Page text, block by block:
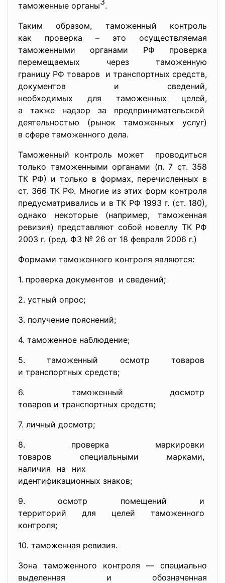
таможенные органы .
Таким образом, таможенный контроль
как проверка – это осуществляемая
таможенными органами РФ проверка
перемещаемых через таможенную
границу РФ товаров и транспортных средств,
документов и сведений,
необходимых для таможенных целей,
а также надзор за предпринимательской
деятельностью (рынок таможенных услуг)
в сфере таможенного дела.
Таможенный контроль может проводиться
только таможенными органами (п. 7 ст. 358
ТК РФ) и только в формах, перечисленных в
ст. 366 ТК РФ. Многие из этих форм контроля
предусматривались и в ТК РФ 1993 г. (ст. 180),
однако некоторые (например, таможенная
ревизия) представляют собой новеллу ТК РФ
2003 г. (ред. ФЗ № 26 от 18 февраля 2006 г.)
Формами таможенного контроля являются:
1. проверка документов и сведений;
2. устный опрос;
3. получение пояснений;
4. таможенное наблюдение;
5. таможенный осмотр товаров
и транспортных средств;
6. таможенный досмотр
товаров и транспортных средств;
7. личный досмотр;
8. проверка маркировки
товаров специальными марками,
наличия на них
идентификационных знаков;
9. осмотр помещений и
территорий для целей таможенного
контроля;
10. таможенная ревизия.
Зона таможенного контроля — специально
выделенная и обозначенная